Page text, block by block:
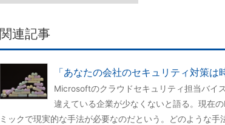
関連記事
「あなたの会社のセキュリティ対策
Microsoftのクラウドセキュリティ担当バイ
違えている企業が少なくないと語る。現在
ミックで現実的な手法が必要なのだという。どのような手